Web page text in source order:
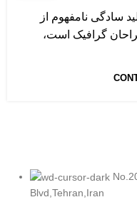
سادگی نامفهوم از
گرافیک است،
Blvd,Tehran,Iran